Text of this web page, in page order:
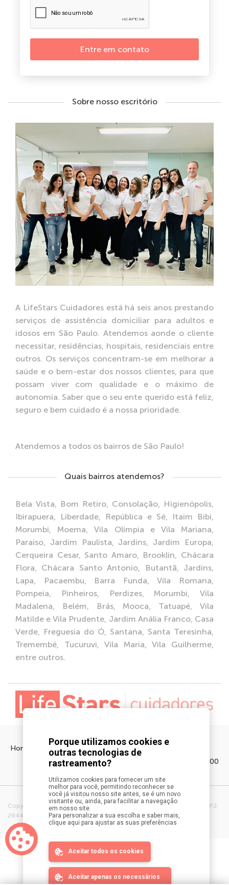
Entre em contato
Sobre nosso escritório
A LifeStars Cuidadores está há seis anos prestando
serviços de assistência domiciliar para adultos e
idosos em São Paulo. Atendemos aonde o cliente
necessitar, residências, hospitais, residenciais entre
outros. Os serviços concentram-se em melhorar a
saúde e o bem-estar dos nossos clientes, para que
possam viver com qualidade e o máximo de
autonomia. Saber que o seu ente querido está feliz,
seguro e bem cuidado é a nossa prioridade.
Atendemos a todos os bairros de São Paulo!
Quais bairros atendemos?
Bela Vista, Bom Retiro, Consolação, Higienópolis,
Ibirapuera, Liberdade, República e Sé, Itaim Bibi,
Morumbi, Moema, Vila Olímpia e Vila Mariana,
Paraiso, Jardim Paulista, Jardins, Jardim Europa,
Cerqueira Cesar, Santo Amaro, Brooklin, Chácara
Flora, Chácara Santo Antonio, Butantã, Jardins,
Lapa, Pacaembu, Barra Funda, Vila Romana,
Pompeia, Pinheiros, Perdizes, Morumbi, Vila
Madalena, Belém, Brás, Mooca, Tatuapé, Vila
Matilde e Vila Prudente, Jardim Anália Franco, Casa
Verde, Freguesia do Ó, Santana, Santa Teresinha,
Tremembé, Tucuruvi, Vila Maria, Vila Guilherme,
entre outros.
Home Sobre a LifeStars
Contato
Entre em contato 11 4564-1000
Copyright ©2026 - LIFESTARS CUIDADORES DE PESSOAS LTDA – CNPJ:
28446237/0001-10 - Todos os direitos reservados.
Porque utilizamos cookies e
outras tecnologias de
rastreamento?
Utilizamos cookies para fornecer um site
melhor para você, permitindo reconhecer se
você já visitou nosso site antes, se é um novo
visitante ou, ainda, para facilitar a navegação
em nosso site.
Para personalizar a sua escolha e saber mais,
clique aqui para ajustar as suas preferências
Aceitar todos os cookies
Aceitar apenas os necessários